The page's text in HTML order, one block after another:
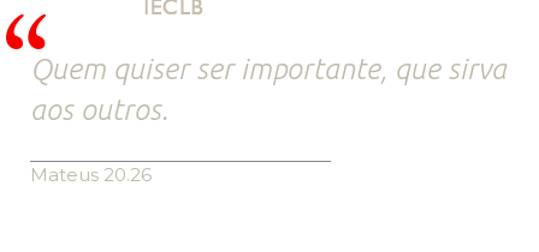
Quem quiser ser importante, que sirva
aos outros.
Mateus 20.26